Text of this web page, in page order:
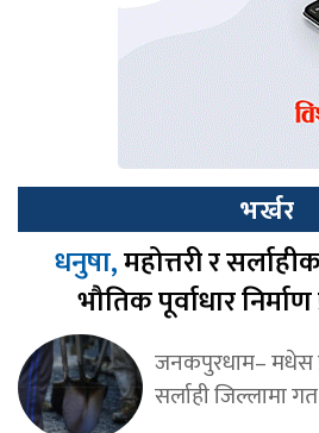
भर्खर
धनुषा,महोत्तरी र
भौतिक पूर्वाधार
जनकपुरधाम– मधेस
सर्लाही जिल्लामा